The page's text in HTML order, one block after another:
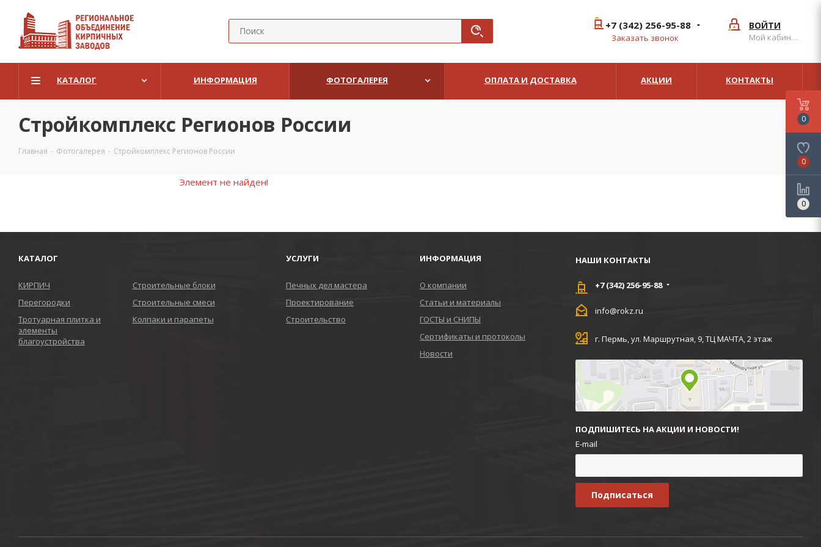
ВОЙТИ
Мой кабинет
+7 (342) 256-95-88
Заказать звонок
КАТАЛОГ ИНФОРМАЦИЯ ФОТОГАЛЕРЕЯ ОПЛАТА И ДОСТАВКА АКЦИИ КОНТАКТЫ
Стройкомплекс Регионов России
Главная - Фотогалерея - Стройкомплекс Регионов России
Элемент не найден!
КАТАЛОГ
КИРПИЧ
Строительные блоки
Перегородки
Строительные смеси
Тротуарная плитка и
элементы
благоустройства
Колпаки и парапеты
УСЛУГИ
Печных дел мастера
Проектирование
Строительство
ИНФОРМАЦИЯ
О компании
Статьи и материалы
ГОСТЫ и СНИПЫ
Сертификаты и протоколы
Новости
НАШИ КОНТАКТЫ
+7 (342) 256-95-88
info@rokz.ru
г. Пермь, ул. Маршрутная, 9, ТЦ МАЧТА, 2 этаж
ПОДПИШИТЕСЬ НА АКЦИИ И НОВОСТИ!
E-mail
0
0
0